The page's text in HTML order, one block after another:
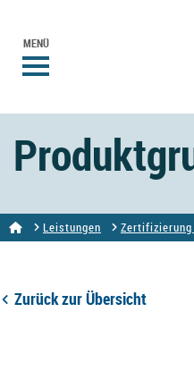
MENÜ
Leistungen
Zurück zur Übersicht